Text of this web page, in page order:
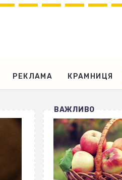
РЕКЛАМА КРАМНИЦЯ
ВАЖЛИВО